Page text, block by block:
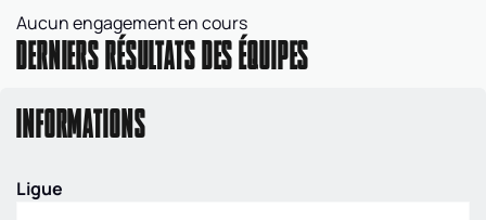
Aucun engagement en cours
DERNIERS RÉSULTATS DES ÉQUIPES
INFORMATIONS
Ligue